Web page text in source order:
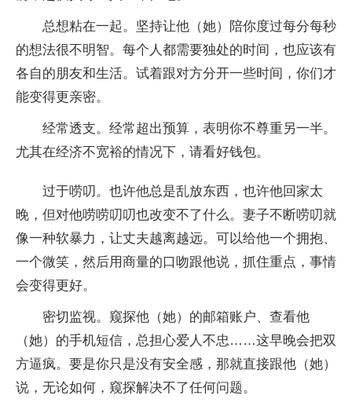
总想粘在一起。坚持让他（她）陪你度过每分每秒
的想法很不明智。每个人都需要独处的时间，也应该有
各自的朋友和生活。试着跟对方分开一些时间，你们才
能变得更亲密。
经常透支。经常超出预算，表明你不尊重另一半。
尤其在经济不宽裕的情况下，请看好钱包。
过于唠叨。也许他总是乱放东西，也许他回家太
晚，但对他唠唠叨叨也改变不了什么。妻子不断唠叨就
像一种软暴力，让丈夫越离越远。可以给他一个拥抱、
一个微笑，然后用商量的口吻跟他说，抓住重点，事情
会变得更好。
密切监视。窥探他（她）的邮箱账户、查看他
（她）的手机短信，总担心爱人不忠……这早晚会把双
方逼疯。要是你只是没有安全感，那就直接跟他（她）
说，无论如何，窥探解决不了任何问题。